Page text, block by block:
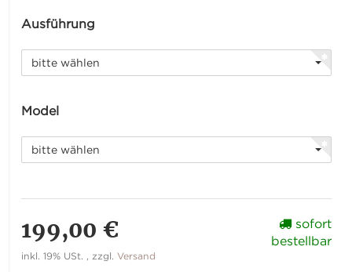
Ausführung
bitte wählen
Model
bitte wählen
199,00 €
inkl. 19% USt. , zzgl.Versand
sofort
bestellbar